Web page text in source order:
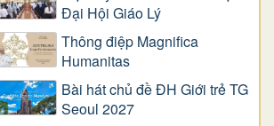
Đại Hội Giáo Lý
Thông điệp Magnifica
Humanitas
Bài hát chủ đề ĐH Giới trẻ TG
Seoul 2027